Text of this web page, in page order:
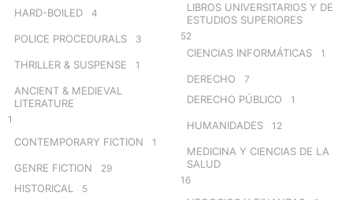
HARD-BOILED 4
POLICE PROCEDURALS 3
THRILLER & SUSPENSE 1
ANCIENT & MEDIEVAL
LITERATURE
1
CONTEMPORARY FICTION 1
GENRE FICTION 29
HISTORICAL 5
LIBROS UNIVERSITARIOS Y DE
ESTUDIOS SUPERIORES
52
CIENCIAS INFORMÁTICAS 1
DERECHO 7
DERECHO PÚBLICO 1
HUMANIDADES 12
MEDICINA Y CIENCIAS DE LA
SALUD
16